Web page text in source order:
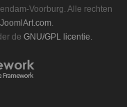
Voorburg. Alle rechten
JoomlArt.com.
de GNU/GPL licentie.